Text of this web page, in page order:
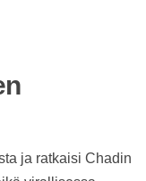
ja ratkaisi Chadin